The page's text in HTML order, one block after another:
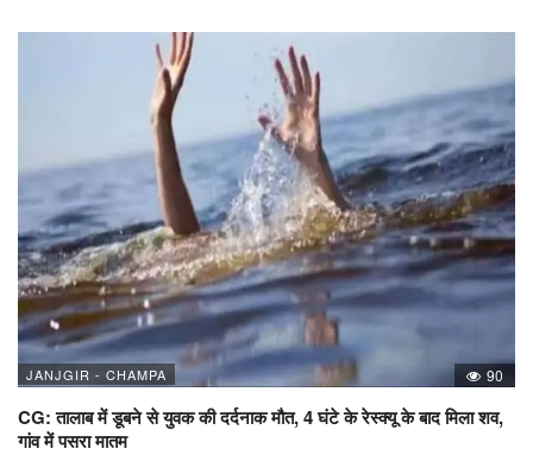
JANJGIR - CHAMPA 90
CG: तालाब में डूबने से युवक की दर्दनाक मौत, 4 घंटे के रेस्क्यू के बाद मिला शव,
गांव में पसरा मातम